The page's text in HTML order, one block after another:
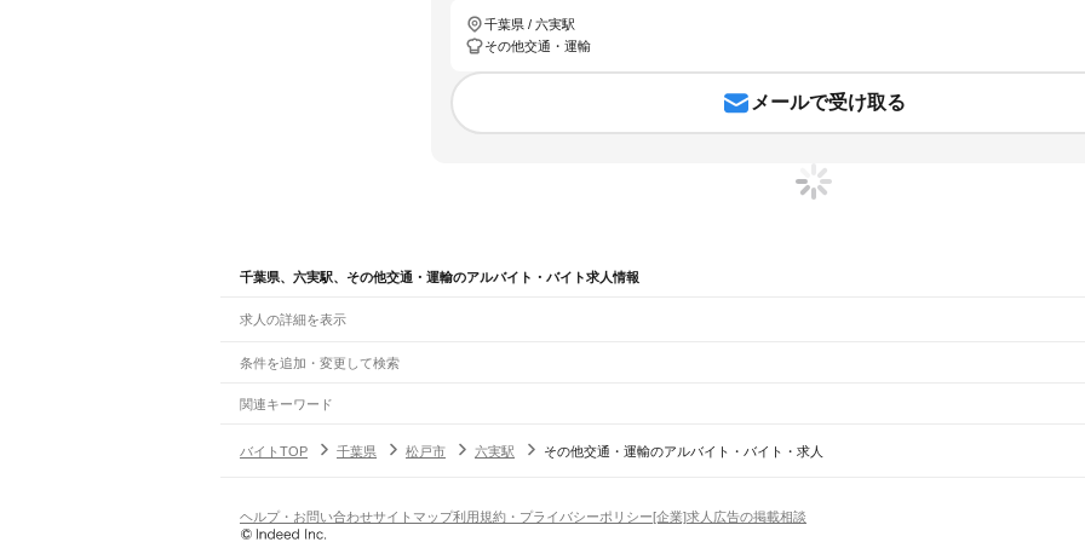
千葉県 / 六実駅
その他交通・運輸
メールで受け取る
千葉県、六実駅、その他交通・運輸のアルバイト・バイト求人情報
求人の詳細を表示
条件を追加・変更して検索
市区町村を追加・変更
千葉県すべて
銚子市市川市船橋市館山市木更津市松戸市野田市茂原市成田市佐倉市東金市旭市習志野市
駅を追加・変更
南流山駅新松戸駅 新八柱駅 東松戸駅市川大野駅船橋法典駅 西船橋駅
飲食・フードサービス
飲食・フードサービス
特徴を追加・変更
関連キーワード
バイトTOP
千葉県 松戸市 六実駅 その他交通・運輸のアルバイト・バイト・求人
ヘルプ・お問い合わせサイトマップ利用規約・プライバシーポリシー[企業]求人広告の掲載相談